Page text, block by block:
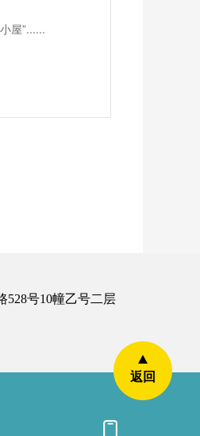
屋”......
528号10幢乙号二层
返回